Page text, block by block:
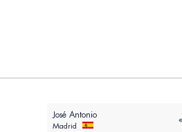
José Antonio
Madrid